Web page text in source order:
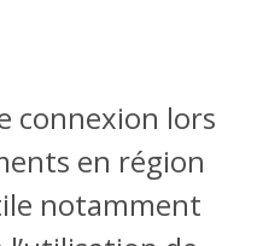
connexion lors
en région
notamment